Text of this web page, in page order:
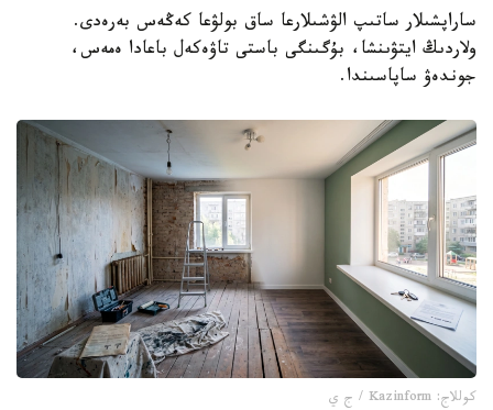
ساراپشىلار ساتىپ الۋشىلارعا ساق بولۋعا كەڭەس بەرەدى.
ولاردىڭ ايتۋىنشا، بۇگىنگى باستى تاۋەكەل باعادا ەمەس،
جوندەۋ ساپاسىندا.
كوللاج: Kazinform / ج ي